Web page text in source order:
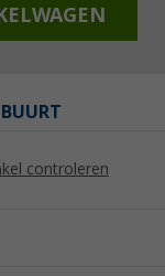
controleren